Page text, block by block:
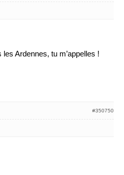
Ardennes, tu m’appelles !
#350750